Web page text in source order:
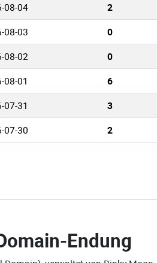
08-04 2
08-03 0
08-02 0
08-01 6
07-31 3
07-30 2
Endung